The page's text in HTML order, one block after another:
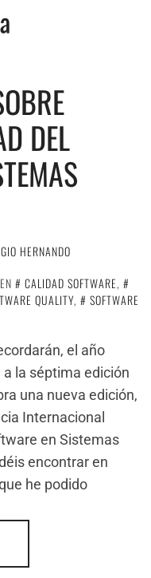
DEL
HERNANDO
CALIDAD SOFTWARE,
QUALITY,
SOFTWARE
el año
la séptima edición
una nueva edición,
Internacional
en Sistemas
encontrar en
he podido